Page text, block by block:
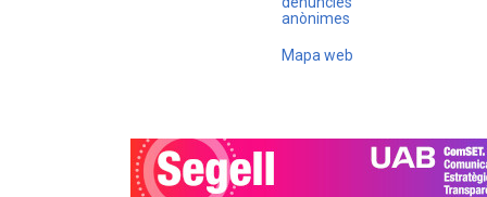
anònimes
Mapa web